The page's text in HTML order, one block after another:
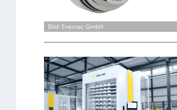
Bild: Enemac GmbH